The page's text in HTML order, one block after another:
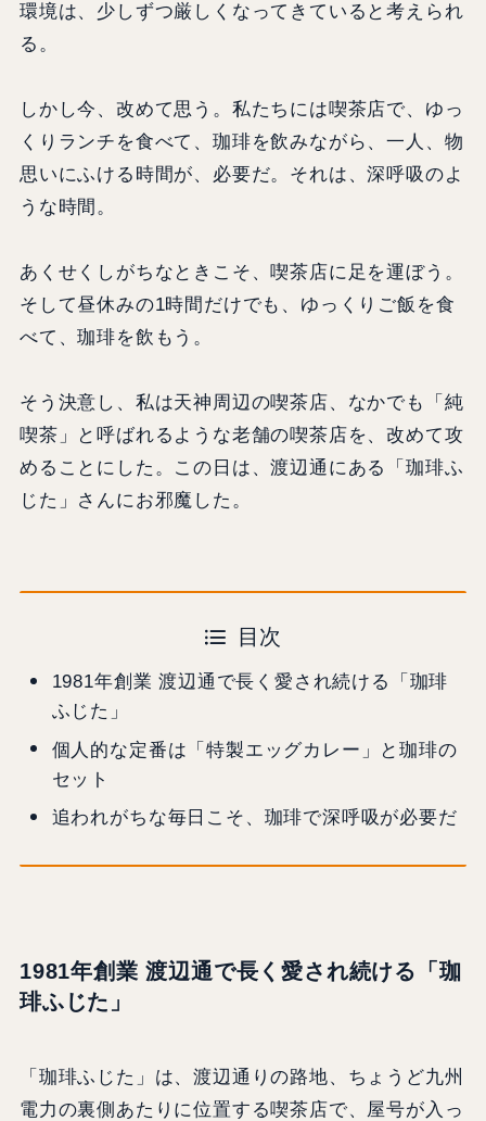
環境は、少しずつ厳しくなってきていると考えられ
る。
しかし今、改めて思う。私たちには喫茶店で、ゆっ
くりランチを食べて、珈琲を飲みながら、一人、物
思いにふける時間が、必要だ。それは、深呼吸のよ
うな時間。
あくせくしがちなときこそ、喫茶店に足を運ぼう。
そして昼休みの1時間だけでも、ゆっくりご飯を食
べて、珈琲を飲もう。
そう決意し、私は天神周辺の喫茶店、なかでも「純
喫茶」と呼ばれるような老舗の喫茶店を、改めて攻
めることにした。この日は、渡辺通にある「珈琲ふ
じた」さんにお邪魔した。
目次
1981年創業 渡辺通で長く愛され続ける「珈琲
ふじた」
個人的な定番は「特製エッグカレー」と珈琲の
セット
追われがちな毎日こそ、珈琲で深呼吸が必要だ
1981年創業 渡辺通で長く愛され続ける「珈
琲ふじた」
「珈琲ふじた」は、渡辺通りの路地、ちょうど九州
電力の裏側あたりに位置する喫茶店で、屋号が入っ